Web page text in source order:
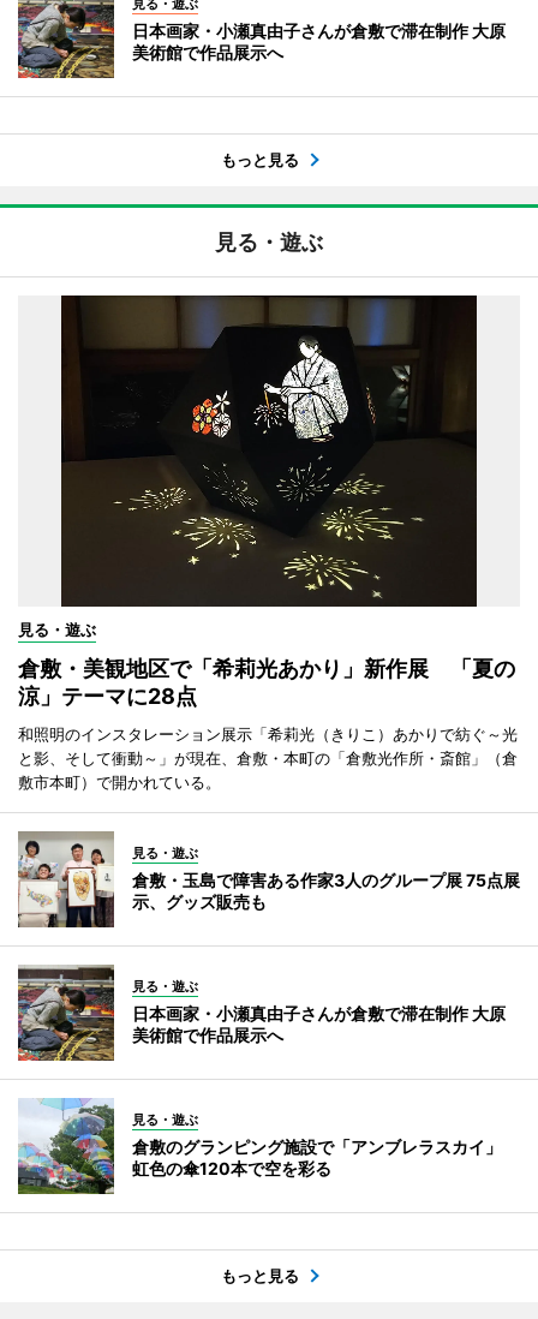
日本画家・小瀬真由子さんが倉敷で滞在制作 大原
美術館で作品展示へ
もっと見る
見る・遊ぶ
見る・遊ぶ
倉敷・美観地区で「希莉光あかり」新作展 「夏の
涼」テーマに28点
和照明のインスタレーション展示「希莉光（きりこ）あかりで紡ぐ～光
と影、そして衝動～」が現在、倉敷・本町の「倉敷光作所・斎館」（倉
敷市本町）で開かれている。
見る・遊ぶ
倉敷・玉島で障害ある作家3人のグループ展 75点展
示、グッズ販売も
見る・遊ぶ
日本画家・小瀬真由子さんが倉敷で滞在制作 大原
美術館で作品展示へ
見る・遊ぶ
倉敷のグランピング施設で「アンブレラスカイ」
虹色の傘120本で空を彩る
もっと見る